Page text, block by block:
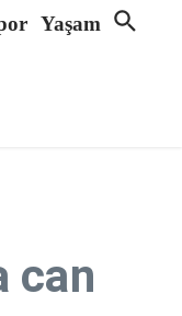
Yaşam
can